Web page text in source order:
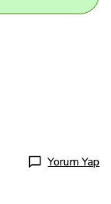
Yorum Yap